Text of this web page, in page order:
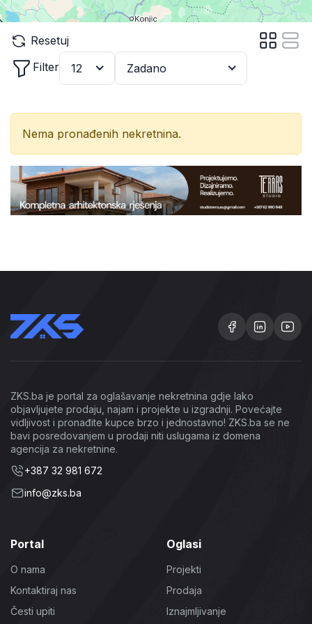
Resetuj
Filter
12 Zadano
Nema pronađenih nekretnina.
ZKS.ba je portal za oglašavanje nekretnina gdje lako
objavljujete prodaju, najam i projekte u izgradnji. Povećajte
vidljivost i pronađite kupce brzo i jednostavno! ZKS.ba se ne
bavi posredovanjem u prodaji niti uslugama iz domena
agencija za nekretnine.
+387 32 981 672
info@zks.ba
Portal
O nama
Kontaktiraj nas
Česti upiti
Oglasi
Projekti
Prodaja
Iznajmljivanje